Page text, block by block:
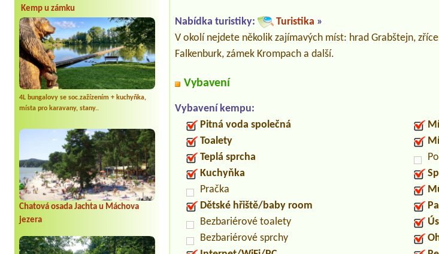
Kemp u zámku
4L bungalovy se soc.zažízením + kuchyňka,
místa pro karavany, stany..
Chatová osada Jachta u Máchova
jezera
Nabídka turistiky: Turistika »
V okolí nejdete několik zajímavých míst: hrad Grabštejn,
Falkenburk, zámek Krompach a další.
Vybavení
Vybavení kempu:
Pitná voda společná
Toalety
Teplá sprcha
Kuchyňka
Pračka
Dětské hřiště/baby room
Bezbariérové toalety
Bezbariérové sprchy